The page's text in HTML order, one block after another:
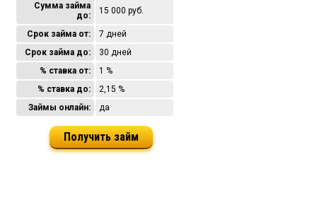
Сумма займа
до:
15 000 руб.
Срок займа от:
7 дней
Срок займа до:
30 дней
% ставка от:
1 %
% ставка до:
2,15 %
Займы онлайн:
да
Получить займ